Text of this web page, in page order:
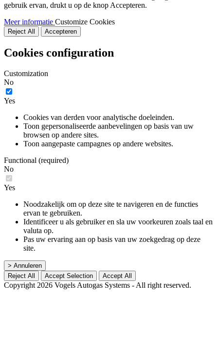
gebruik ervan, drukt u op de knop Accepteren.
Meer informatie Customize Cookies
Reject All Accepteren
Cookies configuration
Customization
No
Yes
Cookies van derden voor analytische doeleinden.
Toon gepersonaliseerde aanbevelingen op basis van uw
browsen op andere sites.
Toon aangepaste campagnes op andere websites.
Functional (required)
No
Yes
Noodzakelijk om op deze site te navigeren en de functies
ervan te gebruiken.
Identificeer u als gebruiker en sla uw voorkeuren zoals taal en
valuta op.
Pas uw ervaring aan op basis van uw zoekgedrag op deze
site.
> Annuleren
Reject All
Accept Selection Accept All
Copyright 2026 Vogels Autogas Systems - All right reserved.